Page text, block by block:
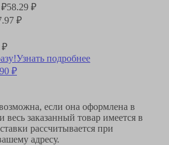
₽58.29 ₽
₽
₽
Узнать подробнее
₽
если она оформлена в
весь заказанный товар имеется в
рассчитывается при
адресу.